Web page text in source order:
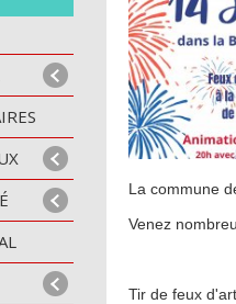
La commune
Venez
Tir de feux